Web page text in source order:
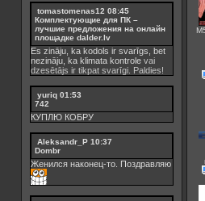
tomastomenas12 08:45
Комплектующие для ПК –
лучшие предложения на онлайн
площадке dalder.lv
Es zināju, ka kodols ir svarīgs, bet
nezināju, ka klimata kontrole vai
dzesētājs ir tikpat svarīgi. Paldies!
yuriq 01:53
742
КУПЛЮ КОБРУ
Aleksandr_P 10:37
Dombr
Женился наконец-то. Поздравляю